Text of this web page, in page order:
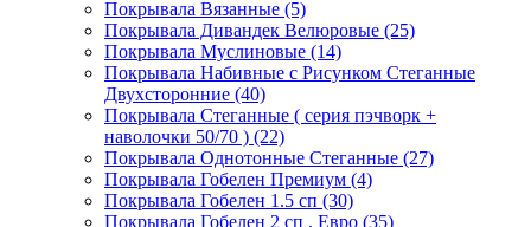
Покрывала Вязанные (5)
Покрывала Дивандек Велюровые (25)
Покрывала Муслиновые (14)
Покрывала Набивные с Рисунком Стеганные
Двухсторонние (40)
Покрывала Стеганные ( серия пэчворк +
наволочки 50/70 ) (22)
Покрывала Однотонные Стеганные (27)
Покрывала Гобелен Премиум (4)
Покрывала Гобелен 1.5 сп (30)
Покрывала Гобелен 2 сп , Евро (35)